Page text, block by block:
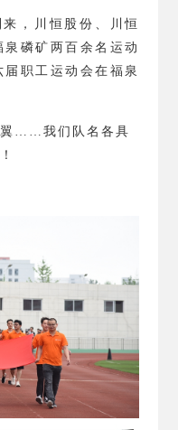
，川恒股份、川恒
磷矿两百余名运动
职工运动会在福泉
翼……我们队名各具